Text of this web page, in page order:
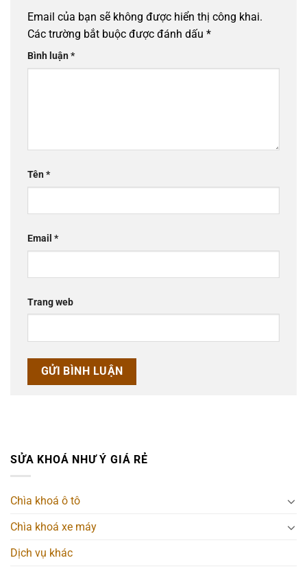
Email của bạn sẽ không được hiển thị công khai.
Các trường bắt buộc được đánh dấu *
Bình luận*
Tên*
Email *
Trang web
SỬA KHOÁ NHƯ Ý GIÁ RẺ
Chìa khoá ô tô
Chìa khoá xe máy
Dịch vụ khác